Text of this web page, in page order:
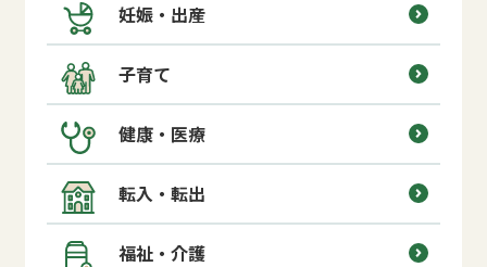
妊娠・出産
子育て
健康・医療
転入・転出
福祉・介護